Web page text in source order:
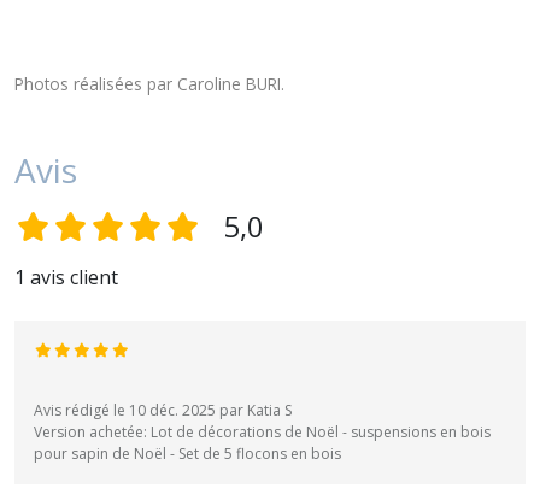
Photos réalisées par Caroline BURI.
Avis
5,0
1 avis client
Avis rédigé le 10 déc. 2025 par Katia S
Version achetée: Lot de décorations de Noël - suspensions en bois
pour sapin de Noël - Set de 5 flocons en bois